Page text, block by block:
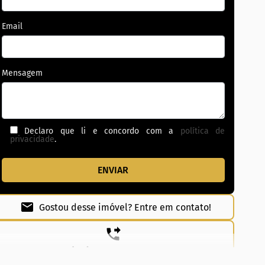
Email
Mensagem
Declaro que li e concordo com a política de
privacidade.
Gostou desse imóvel? Entre em contato!
(62) 99831-0020